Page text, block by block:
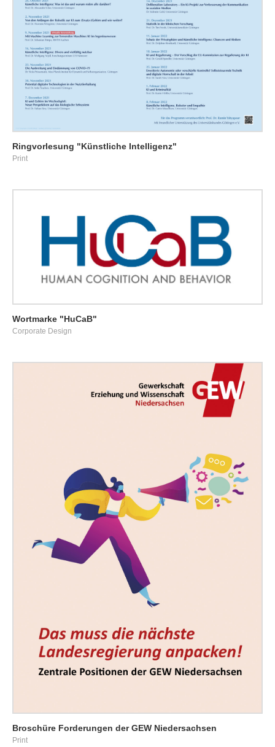
Ringvorlesung "Künstliche Intelligenz"
Print
Wortmarke "HuCaB"
Corporate Design
Broschüre Forderungen der GEW Niedersachsen
Print